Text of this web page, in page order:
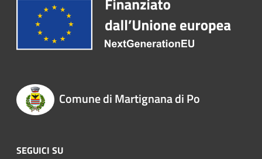
Comune di Martignana di Po
SEGUICI SU